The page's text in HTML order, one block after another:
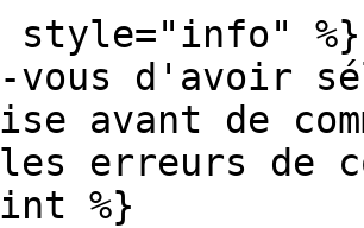
style="info" %}
vous d'avoir
avant de
erreurs de
%}